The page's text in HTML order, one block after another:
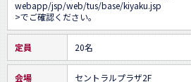
webapp/jsp/web/tus/base/kiyaku.jsp
>でご確認ください。
定員 20名
会場 セントラルプラザ2F